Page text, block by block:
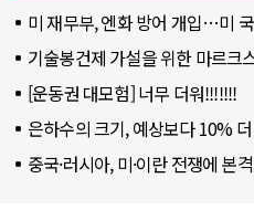
미 재무부, 엔화 방어 개입…미
기술봉건제 가설을 위한 마르크
[운동권 대모험] 너무 더워!!!!!!!
은하수의 크기, 예상보다 10%
중국·러시아, 미·이란 전쟁에 본